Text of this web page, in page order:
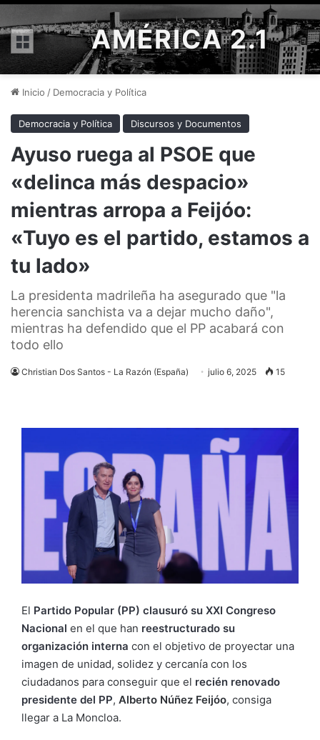
Menú AMÉRICA 2.1
Inicio / Democracia y Política
Democracia y Política Discursos y Documentos
Ayuso ruega al PSOE que
«delinca más despacio»
mientras arropa a Feijóo:
«Tuyo es el partido, estamos a
tu lado»
La presidenta madrileña ha asegurado que "la
herencia sanchista va a dejar mucho daño",
mientras ha defendido que el PP acabará con
todo ello
Christian Dos Santos - La Razón (España) julio 6, 2025 15
El Partido Popular (PP) clausuró su XXI Congreso
Nacional en el que han reestructurado su
organización interna con el objetivo de proyectar una
imagen de unidad, solidez y cercanía con los
ciudadanos para conseguir que el recién renovado
presidente del PP, Alberto Núñez Feijóo, consiga
llegar a La Moncloa.